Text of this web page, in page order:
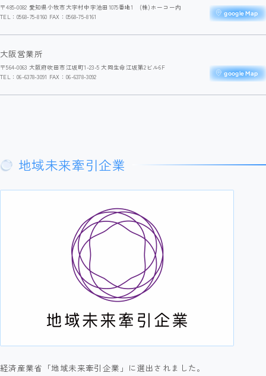
〒485-0082 愛知県小牧市大字村中字池田1075番地1 (株)ホーコー内
TEL：0568-75-8160 FAX：0568-75-8161
google Map
大阪営業所
〒564-0063 大阪府吹田市江坂町1-23-5 大同生命江坂第2ビル6F
TEL：06-6378-3091 FAX：06-6378-3092
google Map
地域未来牽引企業
経済産業省「地域未来牽引企業」に選出されました。